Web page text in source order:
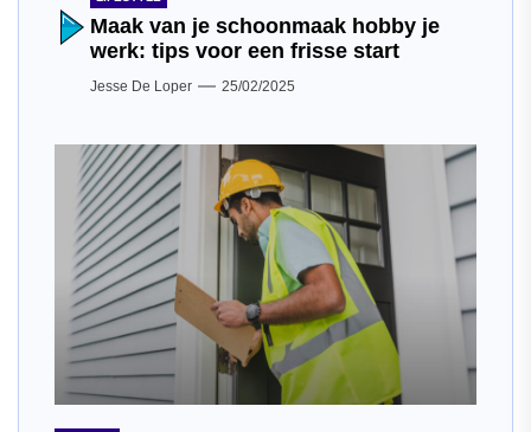
Maak van je schoonmaak hobby je
werk: tips voor een frisse start
Jesse De Loper 25/02/2025